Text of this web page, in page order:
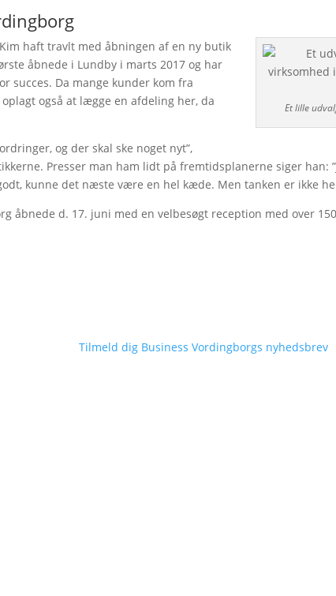
Et lille
haft travlt med åbningen af en ny butik
åbnede i Lundby i marts 2017 og har
succes. Da mange kunder kom fra
også at lægge en afdeling her, da
og der skal ske noget nyt”,
Presser man ham lidt på fremtidsplanerne siger han:
kunne det næste være en hel kæde. Men tanken er ikke
åbnede d. 17. juni med en velbesøgt reception med over
Tilmeld dig Business Vordingborgs nyhedsbrev